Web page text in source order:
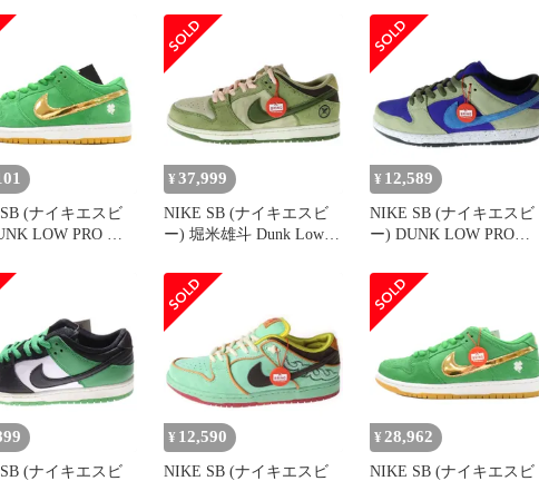
プロ スニーカー
300 グリーン系
ROYAL 27cm HF3704-001
エスビー ダンク ロー プ
ロ ファントム マラカイ
ト ハイパー ロイヤル
▲■250819
GREEN BQ6817-302 ダン
ク ブラックアンドクラシ
ックグリーン ローカット
スニーカー ホワイト/グ
リーン US9.5/27.5cm
(ナイキエスビ
LOW PRO ダ
ニーカー グリー
BQ6817-303
¥ 37,999
NIKE SB (ナイキエスビ
ー) 堀米雄斗 Dunk Low
ローカットスニーカー グ
リーン US8.5/26.5cm
HF8022-300
¥ 12,589
NIKE SB (ナイキエスビ
ー) DUNK LOW PRO
ン ローカットスニーカー
ブルー/カーキ
US10.5/28.5cm BQ6817-
(ナイキエスビ
¥ 12,590
NIKE SB (ナイキエスビ
¥ 28,962
NIKE SB (ナイキエスビ